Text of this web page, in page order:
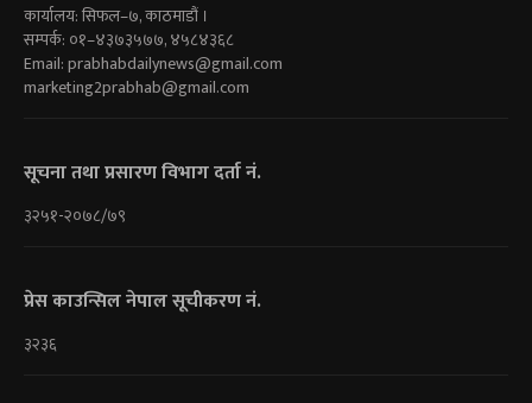
कार्यालय: सिफल–७, काठमाडौं ।
सम्पर्क: ०१–४३७३५७७, ४५८४३६८
Email:prabhabdailynews@gmail.com
marketing2prabhab@gmail.com
सूचना तथा प्रसारण विभाग दर्ता नं.
३२५१-२०७८/७९
प्रेस काउन्सिल नेपाल सूचीकरण नं.
३२३६